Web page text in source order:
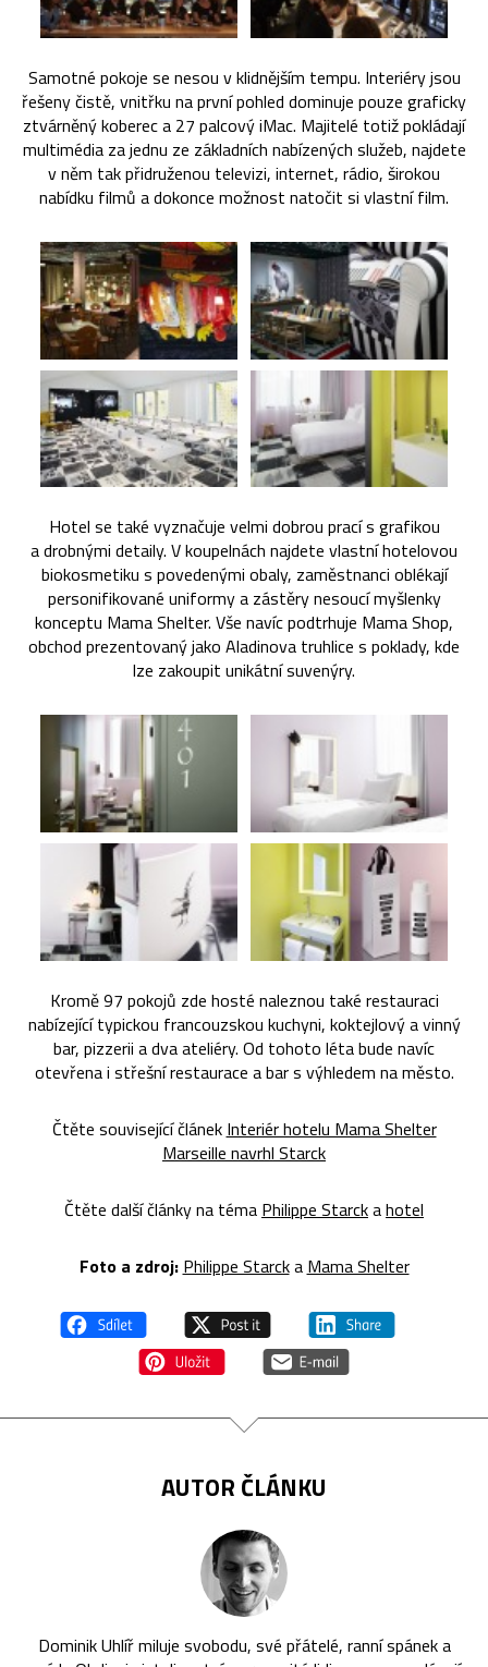
Samotné pokoje se nesou v klidnějším tempu. Interiéry jsou
řešeny čistě, vnitřku na první pohled dominuje pouze graficky
ztvárněný koberec a 27 palcový iMac. Majitelé totiž pokládají
multimédia za jednu ze základních nabízených služeb, najdete
v něm tak přidruženou televizi, internet, rádio, širokou
nabídku filmů a dokonce možnost natočit si vlastní film.
Hotel se také vyznačuje velmi dobrou prací s grafikou
a drobnými detaily. V koupelnách najdete vlastní hotelovou
biokosmetiku s povedenými obaly, zaměstnanci oblékají
personifikované uniformy a zástěry nesoucí myšlenky
konceptu Mama Shelter. Vše navíc podtrhuje Mama Shop,
obchod prezentovaný jako Aladinova truhlice s poklady, kde
lze zakoupit unikátní suvenýry.
Kromě 97 pokojů zde hosté naleznou také restauraci
nabízející typickou francouzskou kuchyni, koktejlový a vinný
bar, pizzerii a dva ateliéry. Od tohoto léta bude navíc
otevřena i střešní restaurace a bar s výhledem na město.
Čtěte související článek Interiér hotelu Mama Shelter
Marseille navrhl Starck
Čtěte další články na téma Philippe Starckahotel
Foto a zdroj: Philippe Starcka Mama Shelter
AUTOR ČLÁNKU
Dominik Uhlíř miluje svobodu, své přátelé, ranní spánek a